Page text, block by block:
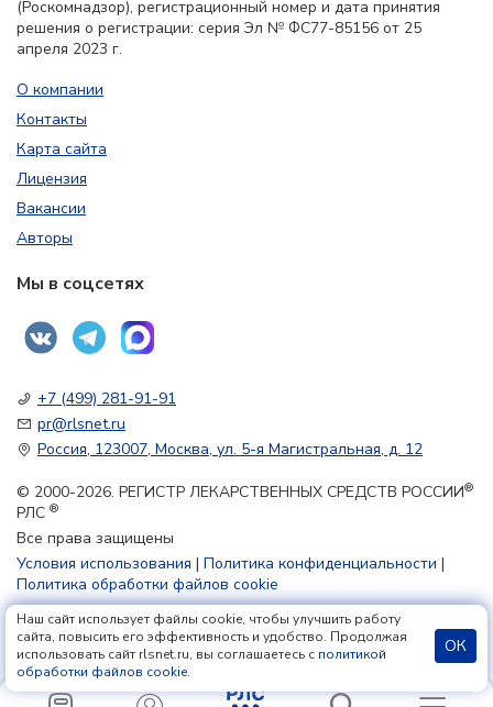
(Роскомнадзор), регистрационный номер и дата принятия
решения о регистрации: серия Эл № ФС77-85156 от 25
апреля 2023 г.
О компании
Контакты
Карта сайта
Лицензия
Вакансии
Авторы
Мы в соцсетях
+7 (499) 281-91-91
pr@rlsnet.ru
Россия, 123007, Москва, ул. 5-я Магистральная, д. 12
© 2000-2026. РЕГИСТР ЛЕКАРСТВЕННЫХ СРЕДСТВ РОССИИ®
РЛС ®
Все права защищены
Условия использования | Политика конфиденциальности |
Политика обработки файлов cookie
18+
Наш сайт использует файлы cookie, чтобы улучшить работу
сайта, повысить его эффективность и удобство. Продолжая
использовать сайт rlsnet.ru, вы соглашаетесь с политикой
обработки файлов cookie.
ОК